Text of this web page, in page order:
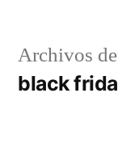
Archivos
black